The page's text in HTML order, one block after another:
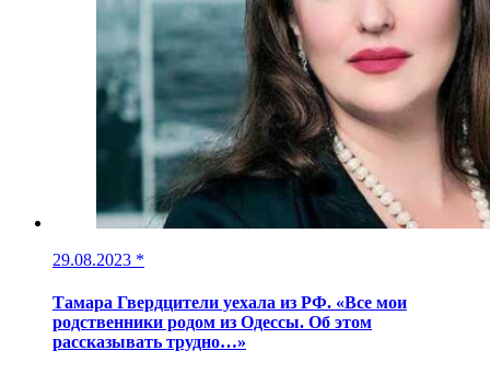
29.08.2023 *
Тамара Гвердцители уехала из РФ. «Все мои
родственники родом из Одессы. Об этом
рассказывать трудно…»